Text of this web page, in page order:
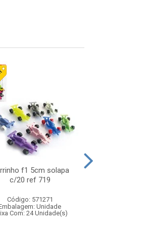
f1 5cm solapa
c/20 ref 719
Código: 571271
Unidade
Com: 24 Unidade(s)